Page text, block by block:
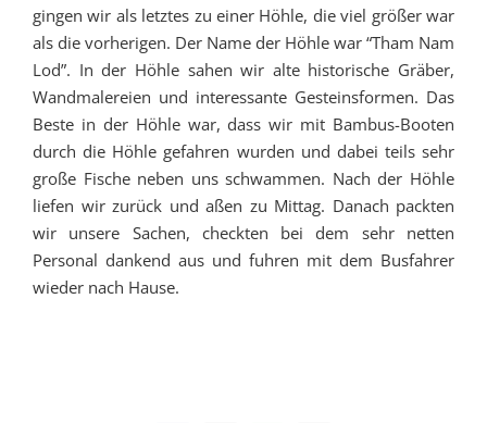
gingen wir als letztes zu einer Höhle, die viel größer war
als die vorherigen. Der Name der Höhle war “Tham Nam
Lod”. In der Höhle sahen wir alte historische Gräber,
Wandmalereien und interessante Gesteinsformen. Das
Beste in der Höhle war, dass wir mit Bambus-Booten
durch die Höhle gefahren wurden und dabei teils sehr
große Fische neben uns schwammen. Nach der Höhle
liefen wir zurück und aßen zu Mittag. Danach packten
wir unsere Sachen, checkten bei dem sehr netten
Personal dankend aus und fuhren mit dem Busfahrer
wieder nach Hause.